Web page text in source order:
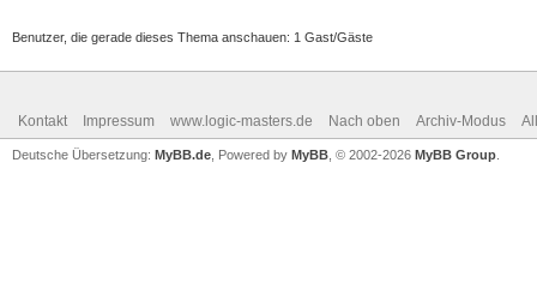
Benutzer, die gerade dieses Thema anschauen: 1 Gast/Gäste
Kontakt Impressum www.logic-masters.de Nach oben Archiv-Modus
Deutsche Übersetzung: MyBB.de , Powered by MyBB , © 2002-2026 MyBB Group